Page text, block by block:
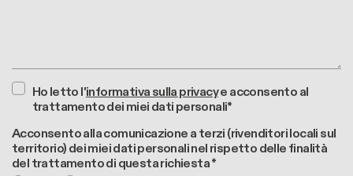
Ho letto l'informativa sulla privacye acconsento al
trattamento dei miei dati personali*
Acconsento alla comunicazione a terzi (rivenditori locali sul
territorio) dei miei dati personali nel rispetto delle finalità
del trattamento di questa richiesta *